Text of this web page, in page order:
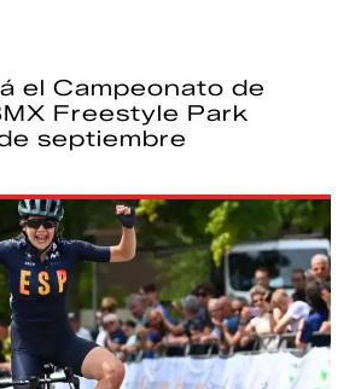
el Campeonato de
Freestyle Park
septiembre